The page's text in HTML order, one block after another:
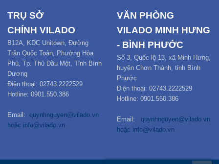
TRỤ SỞ
CHÍNH VILADO
B12A, KDC Unitown, Đường
Trần Quốc Toản, Phường Hòa
Phú, Tp. Thủ Dầu Một, Tỉnh Bình
Dương
Điện thoại: 02743.2222529
Hotline: 0901.550.386
Email: quynhnguyen@vilado.vn
hoặc info@vilado.vn
VĂN PHÒNG
VILADO MINH HƯNG
- BÌNH PHƯỚC
Số 3, Quốc lộ 13, xã Minh Hưng,
huyện Chơn Thành, tỉnh Bình
Phước
Điện thoại: 02743.2222529
Hotline: 0901.550.386
Email:
quynhnguyen@vilado.vn
hoặc info@vilado.vn